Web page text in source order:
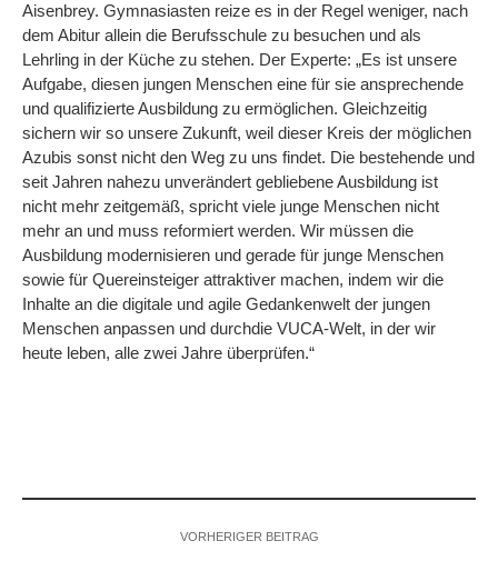
Aisenbrey. Gymnasiasten reize es in der Regel weniger, nach
dem Abitur allein die Berufsschule zu besuchen und als
Lehrling in der Küche zu stehen. Der Experte: „Es ist unsere
Aufgabe, diesen jungen Menschen eine für sie ansprechende
und qualifizierte Ausbildung zu ermöglichen. Gleichzeitig
sichern wir so unsere Zukunft, weil dieser Kreis der möglichen
Azubis sonst nicht den Weg zu uns findet. Die bestehende und
seit Jahren nahezu unverändert gebliebene Ausbildung ist
nicht mehr zeitgemäß, spricht viele junge Menschen nicht
mehr an und muss reformiert werden. Wir müssen die
Ausbildung modernisieren und gerade für junge Menschen
sowie für Quereinsteiger attraktiver machen, indem wir die
Inhalte an die digitale und agile Gedankenwelt der jungen
Menschen anpassen und durchdie VUCA-Welt, in der wir
heute leben, alle zwei Jahre überprüfen.“
VORHERIGER BEITRAG